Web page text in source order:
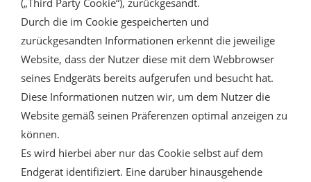
(„Third Party Cookie“), zurückgesandt.
Durch die im Cookie gespeicherten und
zurückgesandten Informationen erkennt die jeweilige
Website, dass der Nutzer diese mit dem Webbrowser
seines Endgeräts bereits aufgerufen und besucht hat.
Diese Informationen nutzen wir, um dem Nutzer die
Website gemäß seinen Präferenzen optimal anzeigen zu
können.
Es wird hierbei aber nur das Cookie selbst auf dem
Endgerät identifiziert. Eine darüber hinausgehende